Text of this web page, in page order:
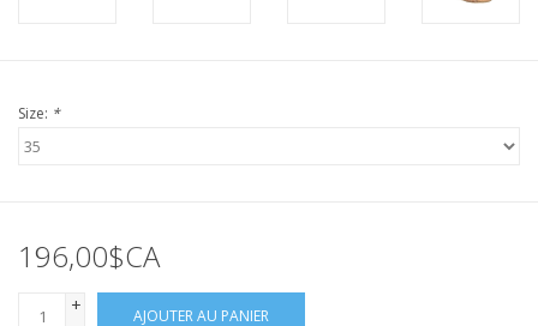
Size: *
196,00$CA
+
AJOUTER AU PANIER